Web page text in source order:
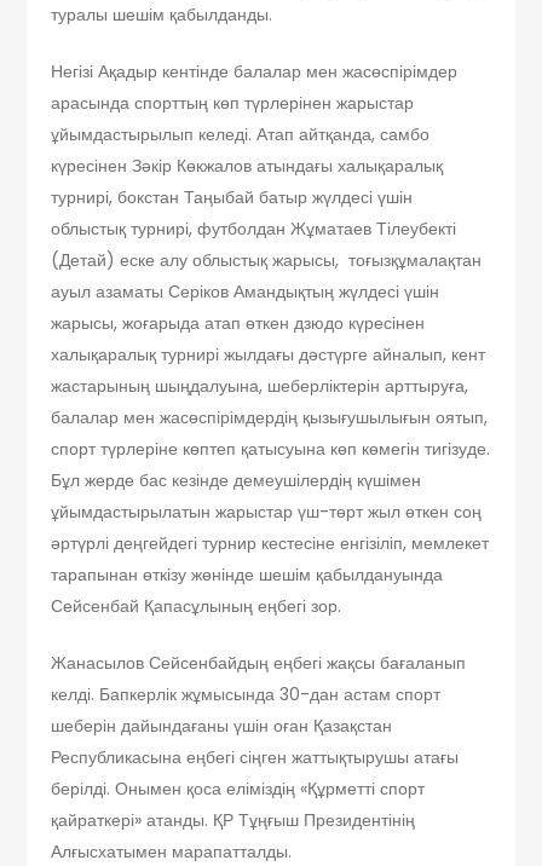
туралы шешім қабылданды.
Негізі Ақадыр кентінде балалар мен жасөспірімдер
арасында спорттың көп түрлерінен жарыстар
ұйымдастырылып келеді. Атап айтқанда, самбо
күресінен Зәкір Көкжалов атындағы халықаралық
турнирі, бокстан Таңыбай батыр жүлдесі үшін
облыстық турнирі, футболдан Жұматаев Тілеубекті
(Детай) еске алу облыстық жарысы, тоғызқұмалақтан
ауыл азаматы Серіков Амандықтың жүлдесі үшін
жарысы, жоғарыда атап өткен дзюдо күресінен
халықаралық турнирі жылдағы дәстүрге айналып, кент
жастарының шыңдалуына, шеберліктерін арттыруға,
балалар мен жасөспірімдердің қызығушылығын оятып,
спорт түрлеріне көптеп қатысуына көп көмегін тигізуде.
Бұл жерде бас кезінде демеушілердің күшімен
ұйымдастырылатын жарыстар үш-төрт жыл өткен соң
әртүрлі деңгейдегі турнир кестесіне енгізіліп, мемлекет
тарапынан өткізу жөнінде шешім қабылдануында
Сейсенбай Қапасұлының еңбегі зор.
Жанасылов Сейсенбайдың еңбегі жақсы бағаланып
келді. Бапкерлік жұмысында 30-дан астам спорт
шеберін дайындағаны үшін оған Қазақстан
Республикасына еңбегі сіңген жаттықтырушы атағы
берілді. Онымен қоса еліміздің «Құрметті спорт
қайраткері» атанды. ҚР Тұңғыш Президентінің
Алғысхатымен марапатталды.